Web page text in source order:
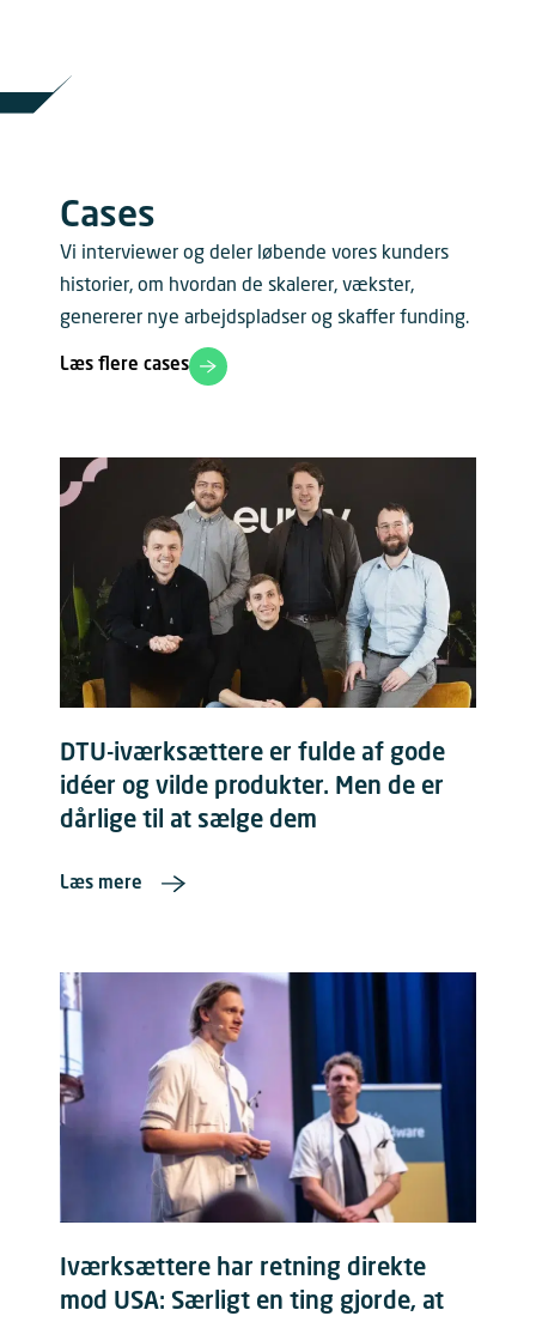
Cases
Vi interviewer og deler løbende vores kunders
historier, om hvordan de skalerer, vækster,
genererer nye arbejdspladser og skaffer funding.
Læs flere cases
DTU-iværksættere er fulde af gode
idéer og vilde produkter. Men de er
dårlige til at sælge dem
Læs mere
Iværksættere har retning direkte
mod USA: Særligt en ting gjorde, at